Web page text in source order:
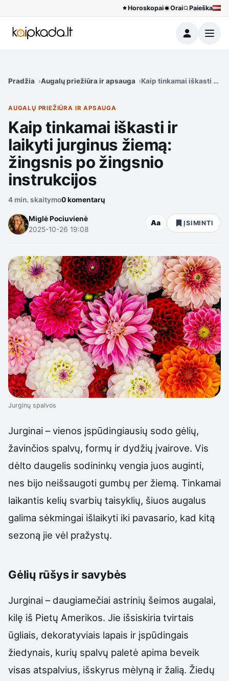
Horoskopai Orai Paieška
Meniu
Pradžia Augalų priežiūra ir apsauga Kaip tinkamai iškasti ir
AUGALŲ PRIEŽIŪRA IR APSAUGA
Kaip tinkamai iškasti ir
laikyti jurginus žiemą:
žingsnis po žingsnio
instrukcijos
4 min. skaitymo0 komentarų
Miglė Pociuvienė
2025-10-26 19:08
Aa ĮSIMINTI
Jurginų spalvos
Jurginai – vienos įspūdingiausių sodo gėlių,
žavinčios spalvų, formų ir dydžių įvairove. Vis
dėlto daugelis sodininkų vengia juos auginti,
nes bijo neišsaugoti gumbų per žiemą. Tinkamai
laikantis kelių svarbių taisyklių, šiuos augalus
galima sėkmingai išlaikyti iki pavasario, kad kitą
sezoną jie vėl pražystų.
Gėlių rūšys ir savybės
Jurginai – daugiamečiai astrinių šeimos augalai,
kilę iš Pietų Amerikos. Jie išsiskiria tvirtais
ūgliais, dekoratyviais lapais ir įspūdingais
žiedynais, kurių spalvų paletė apima beveik
visas atspalvius, išskyrus mėlyną ir žalią. Žiedų